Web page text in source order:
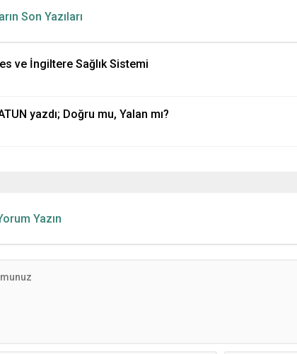
Son Yazıları
ve İngiltere Sağlık Sistemi
yazdı; Doğru mu, Yalan mı?
Yazın